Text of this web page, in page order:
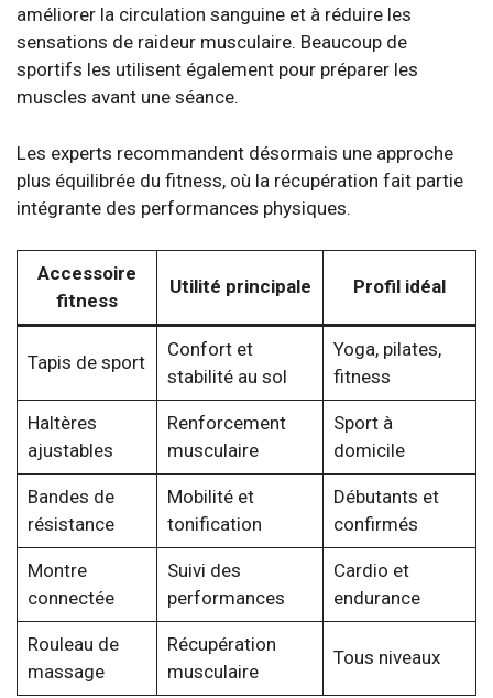
améliorer la circulation sanguine et à réduire les
sensations de raideur musculaire. Beaucoup de
sportifs les utilisent également pour préparer les
muscles avant une séance.
Les experts recommandent désormais une approche
plus équilibrée du fitness, où la récupération fait partie
intégrante des performances physiques.
Accessoire
fitness
Utilité principale Profil idéal
Tapis de sport
Confort et
stabilité au sol
Yoga, pilates,
fitness
Haltères
ajustables
Renforcement
musculaire
Sport à
domicile
Bandes de
résistance
Mobilité et
tonification
Débutants et
confirmés
Montre
connectée
Suivi des
performances
Cardio et
endurance
Rouleau de
massage
Récupération
musculaire
Tous niveaux